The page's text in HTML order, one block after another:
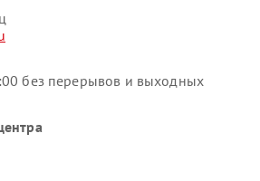
без перерывов и выходных